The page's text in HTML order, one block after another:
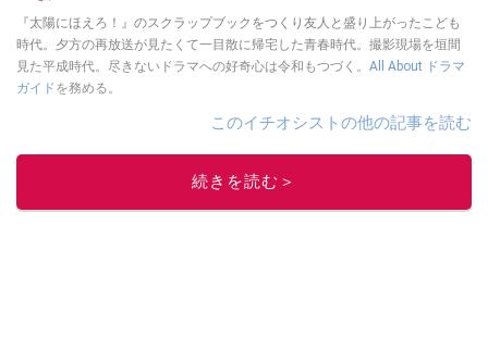
『太陽にほえろ！』のスクラップブックをつくり友人と盛り上がったこども
時代。夕方の再放送が見たくて一目散に帰宅した青春時代。撮影現場を垣間
見た平成時代。尽きないドラマへの好奇心は令和もつづく。 All About ドラマ
ガイドを務める。
このイチオシストの他の記事を読む
続きを読む＞